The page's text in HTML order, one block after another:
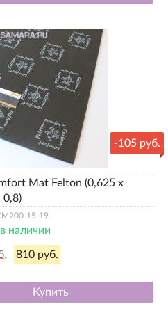
-105 руб.
Mat Felton (0,625 х
0,8)
15-19
наличии
810 руб.
Купить